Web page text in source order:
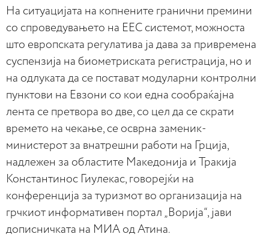
На ситуацијата на копнените гранични премини
со спроведувањето на ЕЕС системот, можноста
што европската регулатива ја дава за привремена
суспензија на биометриската регистрација, но и
на одлуката да се постават модуларни контролни
пунктови на Евзони со кои една сообраќајна
лента се претвора во две, со цел да се скрати
времето на чекање, се осврна заменик-
министерот за внатрешни работи на Грција,
надлежен за областите Македонија и Тракија
Константинос Гиулекас, говорејќи на
конференција за туризмот во организација на
грчкиот информативен портал „Ворија“, јави
дописничката на МИА од Атина.